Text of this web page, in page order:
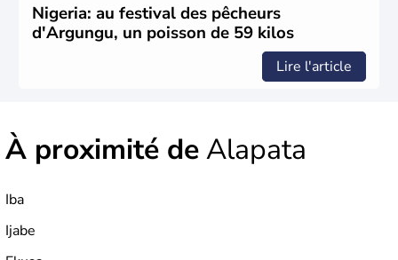
Nigeria: au festival des pêcheurs
d'Argungu, un poisson de 59 kilos
Lire l'article
À proximité deAlapata
Iba
Ijabe